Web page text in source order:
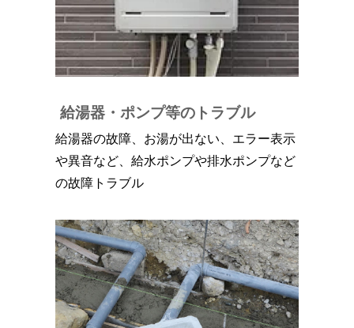
給湯器・ポンプ等のトラブル
給湯器の故障、お湯が出ない、エラー表示
や異音など、給水ポンプや排水ポンプなど
の故障トラブル